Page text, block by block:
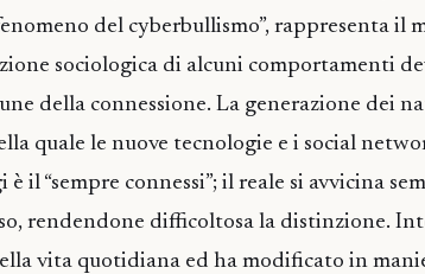
del cyberbullismo”, rappresenta il
sociologica di alcuni comportamenti
della connessione. La generazione dei
quale le nuove tecnologie e i social
il “sempre connessi”; il reale si avvicina
rendendone difficoltosa la distinzione.
vita quotidiana ed ha modificato in